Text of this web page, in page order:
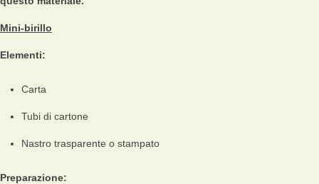
Mini-birillo
Elementi:
Carta
Tubi di cartone
Nastro trasparente o stampato
Preparazione: